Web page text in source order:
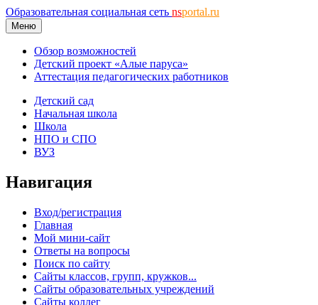
Образовательная социальная сеть nsportal.ru
Меню
Обзор возможностей
Детский проект «Алые паруса»
Аттестация педагогических работников
Детский сад
Начальная школа
Школа
НПО и СПО
ВУЗ
Навигация
Вход/регистрация
Главная
Мой мини-сайт
Ответы на вопросы
Поиск по сайту
Сайты классов, групп, кружков...
Сайты образовательных учреждений
Сайты коллег